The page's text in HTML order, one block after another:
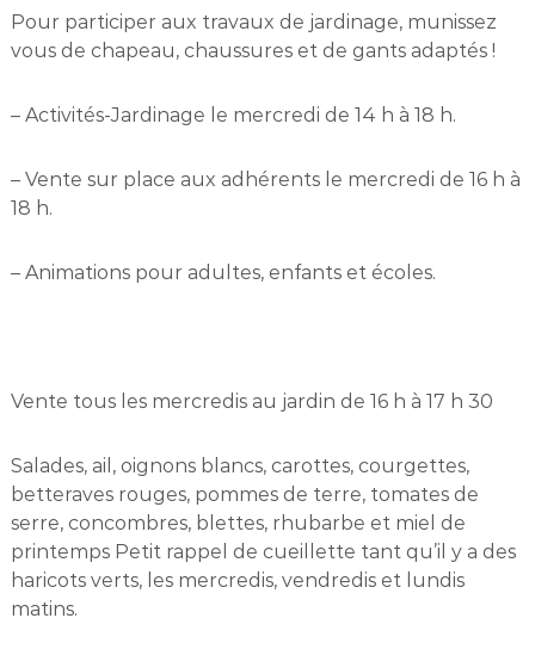
Pour participer aux travaux de jardinage, munissez
vous de chapeau, chaussures et de gants adaptés !
– Activités-Jardinage le mercredi de 14 h à 18 h.
– Vente sur place aux adhérents le mercredi de 16 h à
18 h.
– Animations pour adultes, enfants et écoles.
Vente tous les mercredis au jardin de 16 h à 17 h 30
Salades, ail, oignons blancs, carottes, courgettes,
betteraves rouges, pommes de terre, tomates de
serre, concombres, blettes, rhubarbe et miel de
printemps Petit rappel de cueillette tant qu’il y a des
haricots verts, les mercredis, vendredis et lundis
matins.